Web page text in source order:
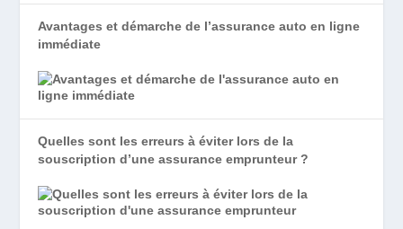
Avantages et démarche de l’assurance auto en ligne
immédiate
Quelles sont les erreurs à éviter lors de la
souscription d’une assurance emprunteur ?